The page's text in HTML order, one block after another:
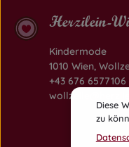
Herzilein-
Kindermode
1010 Wien,
+43 676 6577106
Diese
zu